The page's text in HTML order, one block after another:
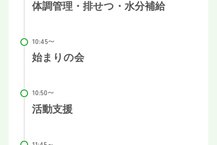
体調管理・排せつ・水分補給
始まりの会
活動支援